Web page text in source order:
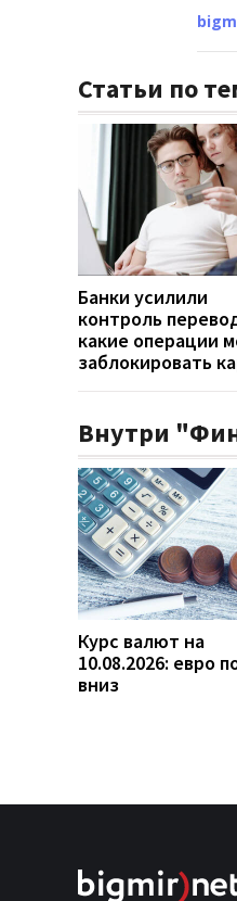
Статьи по
Банки усилили
контроль
какие операции
заблокировать
Внутри
Курс валют на
10.08.2026: евро
вниз